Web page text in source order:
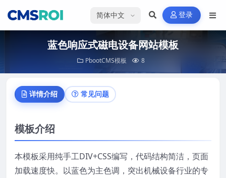
选择语言 登录
蓝色响应式磁电设备网站模板
PbootCMS模板 8
详情介绍 常见问题
模板介绍
本模板采用纯手工DIV+CSS编写，代码结构简洁，页面
加载速度快。以蓝色为主色调，突出机械设备行业的专